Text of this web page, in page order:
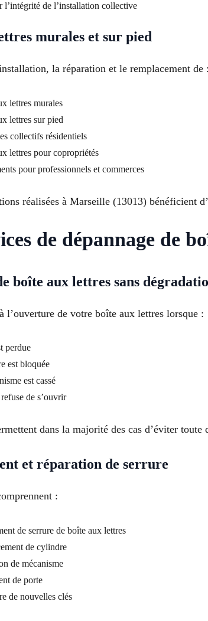
l’intégrité de l’installation collective
murales et sur pied
la réparation et le remplacement de
lettres murales
lettres sur pied
collectifs résidentiels
lettres pour copropriétés
pour professionnels et commerces
réalisées à Marseille (13013) bénéficient
de dépannage de
boîte aux lettres sans
l’ouverture de votre boîte aux lettres lorsque :
perdue
est bloquée
est cassé
de s’ouvrir
dans la majorité des cas d’éviter
et réparation de serrure
:
de serrure de boîte aux lettres
de cylindre
de mécanisme
de porte
de nouvelles clés